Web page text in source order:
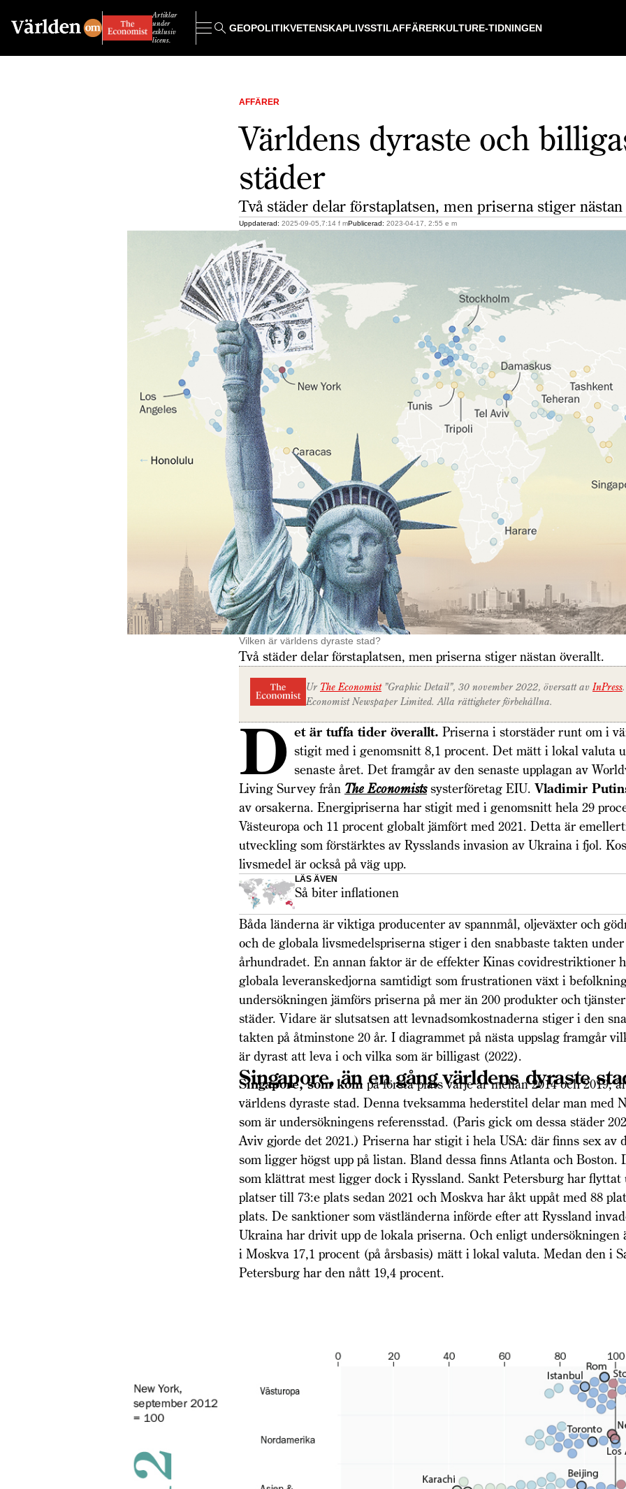
Artiklar
under
exklusiv
licens.
GEOPOLITIKVETENSKAPLIVSSTILAFFÄRERKULTURE-TIDNINGEN
AFFÄRER
Världens dyraste och
städer
Två städer delar första­platsen, men priserna stiger
Uppdaterad: 2025-09-05,7:14 f mPublicerad: 2023-04-17, 2:55 e m
Vilken är världens dyraste stad?
Två städer delar första­platsen, men priserna stiger nästan överallt.
Ur The Economist”Graphic Detail”, 30 november 2022, översatt av InPress
Economist Newspaper Limited. Alla rättigheter förbehållna.
D et är tuffa tider överallt. Priserna i storstäder runt om i
stigit med i genomsnitt 8,1 procent. Det mätt i lokal valuta
senaste året. Det framgår av den senaste upplagan av
Living Survey från The Economistssysterföretag EIU. Vladimir
av orsakerna. Energipriserna har stigit med i genomsnitt hela 29
Västeuropa och 11 procent globalt jämfört med 2021. Detta är
utveckling som förstärktes av Rysslands invasion av Ukraina i fjol.
livsmedel är också på väg upp.
LÄS ÄVEN
Så biter inflationen
Båda länderna är viktiga producenter av spannmål, oljeväxter och
och de globala livsmedelspriserna stiger i den snabbaste takten
århundradet. En annan faktor är de effekter Kinas covidrestriktioner
globala leveranskedjorna samtidigt som frustrationen växt i
undersökningen jämförs priserna på mer än 200 produkter och
städer. Vidare är slutsatsen att levnadsomkostnaderna stiger i den
takten på åtminstone 20 år. I diagrammet på nästa uppslag framgår
är dyrast att leva i och vilka som är billigast (2022).
Singapore, än en gång världens dyraste
Singapore, som kom på första plats varje år mellan 2014 och 2019,
världens dyraste stad. Denna tveksamma hederstitel delar man med
som är undersökningens referensstad. (Paris gick om dessa städer
Aviv gjorde det 2021.) Priserna har stigit i hela USA: där finns sex av
som ligger högst upp på listan. Bland dessa finns Atlanta och Boston.
som klättrat mest ligger dock i Ryssland. Sankt Petersburg har flyttat
platser till 73:e plats sedan 2021 och Moskva har åkt uppåt med 88
plats. De sanktioner som västländerna införde efter att Ryssland
Ukraina har drivit upp de lokala priserna. Och enligt undersökningen
i Moskva 17,1 procent (på årsbasis) mätt i lokal valuta. Medan den i
Petersburg har den nått 19,4 procent.